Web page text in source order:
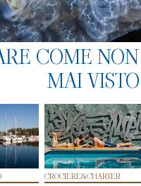
COME
MAI VISTO
CROCIERE&CHARTER